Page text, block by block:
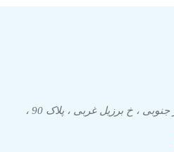
ونک ، خیابان ملاصدرا ، خ شیراز جنوبی ، خ برزیل غربی ، پلاک 90 ،